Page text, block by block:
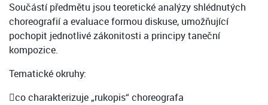
Součástí předmětu jsou teoretické analýzy shlédnutých
choreografií a evaluace formou diskuse, umožňující
pochopit jednotlivé zákonitosti a principy taneční
kompozice.
Tematické okruhy:
co charakterizuje „rukopis“ choreografa